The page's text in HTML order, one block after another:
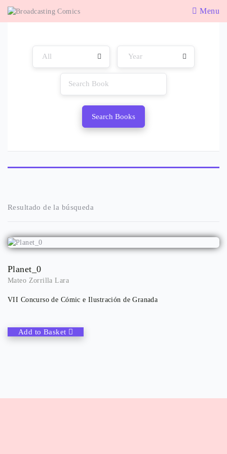
Menu
Search Books
Resultado de la búsqueda
Planet_0
Mateo Zorrilla Lara
VII Concurso de Cómic e Ilustración de Granada
Add to Basket